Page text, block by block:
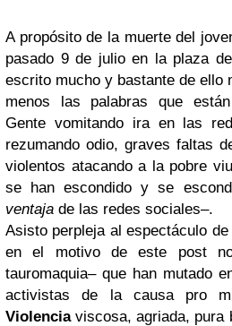
A propósito de la muerte del
pasado 9 de julio en la plaza
escrito mucho y bastante de ello
menos las palabras que
Gente vomitando ira en las
rezumando odio, graves faltas
violentos atacando a la pobre
se han escondido y se
ventaja de las redes sociales–.
Asisto perpleja al espectáculo
en el motivo de este post
tauromaquia– que han mutado
activistas de la causa pro
Violenciaviscosa, agriada, pura